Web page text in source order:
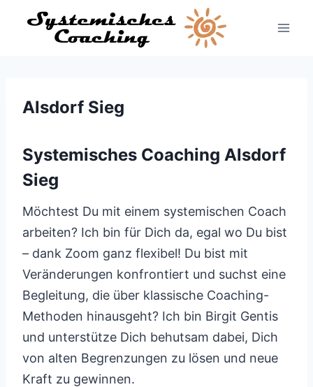
Inhalt
Alsdorf Sieg
Systemisches Coaching Alsdorf
Sieg
Möchtest Du mit einem systemischen Coach
arbeiten? Ich bin für Dich da, egal wo Du bist
– dank Zoom ganz flexibel! Du bist mit
Veränderungen konfrontiert und suchst eine
Begleitung, die über klassische Coaching-
Methoden hinausgeht? Ich bin Birgit Gentis
und unterstütze Dich behutsam dabei, Dich
von alten Begrenzungen zu lösen und neue
Kraft zu gewinnen.